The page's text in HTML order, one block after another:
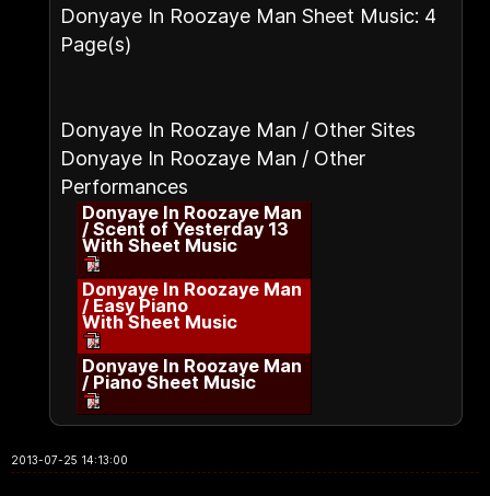
Donyaye In Roozaye Man Sheet Music: 4
Page(s)
Donyaye In Roozaye Man / Other Sites
Donyaye In Roozaye Man / Other
Performances
Donyaye In Roozaye Man
/ Scent of Yesterday 13
With Sheet Music
Donyaye In Roozaye Man
/ Easy Piano
With Sheet Music
Donyaye In Roozaye Man
/ Piano Sheet Music
2013-07-25 14:13:00